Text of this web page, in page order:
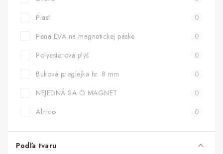
Plast
0
Pena EVA na magnetickej páske
0
Polyesterová plyš
0
Buková preglejka hr. 8 mm
0
NEJEDNÁ SA O MAGNET
0
Alnico
0
Podľa tvaru